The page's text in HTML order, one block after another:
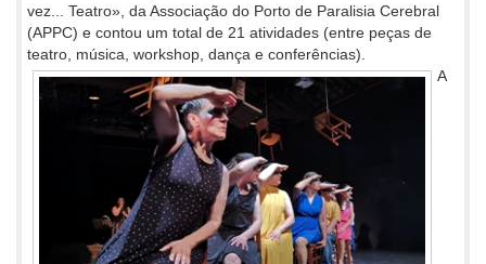
vez... Teatro», da Associação do Porto de Paralisia Cerebral
(APPC) e contou um total de 21 atividades (entre peças de
teatro, música, workshop, dança e conferências).
A